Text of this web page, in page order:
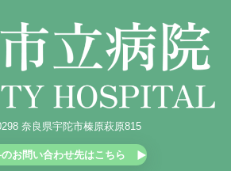
奈良県宇陀市榛原萩原815
お問い合わせ先はこちら